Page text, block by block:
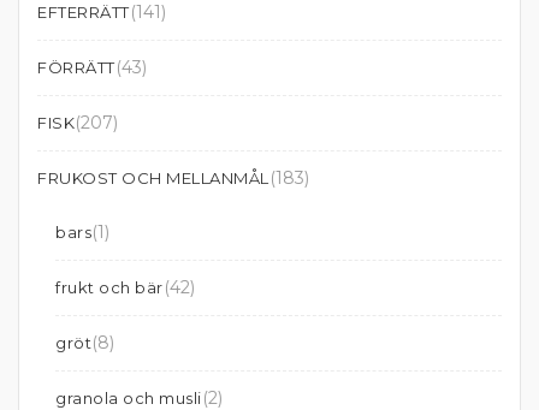
EFTERRÄTT(141)
FÖRRÄTT(43)
FISK(207)
FRUKOST OCH MELLANMÅL (183)
bars(1)
frukt och bär(42)
gröt(8)
granola och musli(2)